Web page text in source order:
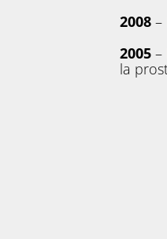
2008–
2005–
la